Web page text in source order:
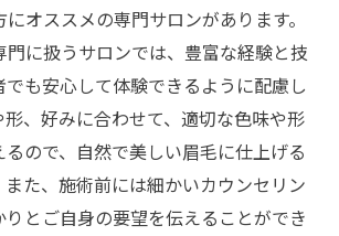
オススメの専門サロンがあります。
門に扱うサロンでは、豊富な経験と技
も安心して体験できるように配慮し
、好みに合わせて、適切な色味や形
るので、自然で美しい眉毛に仕上げる
また、施術前には細かいカウンセリン
とご自身の要望を伝えることができ